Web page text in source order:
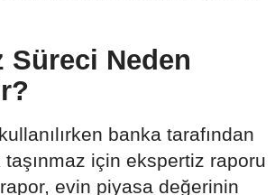
Süreci Neden
banka tarafından
taşınmaz için ekspertiz raporu
rapor, evin piyasa değerinin